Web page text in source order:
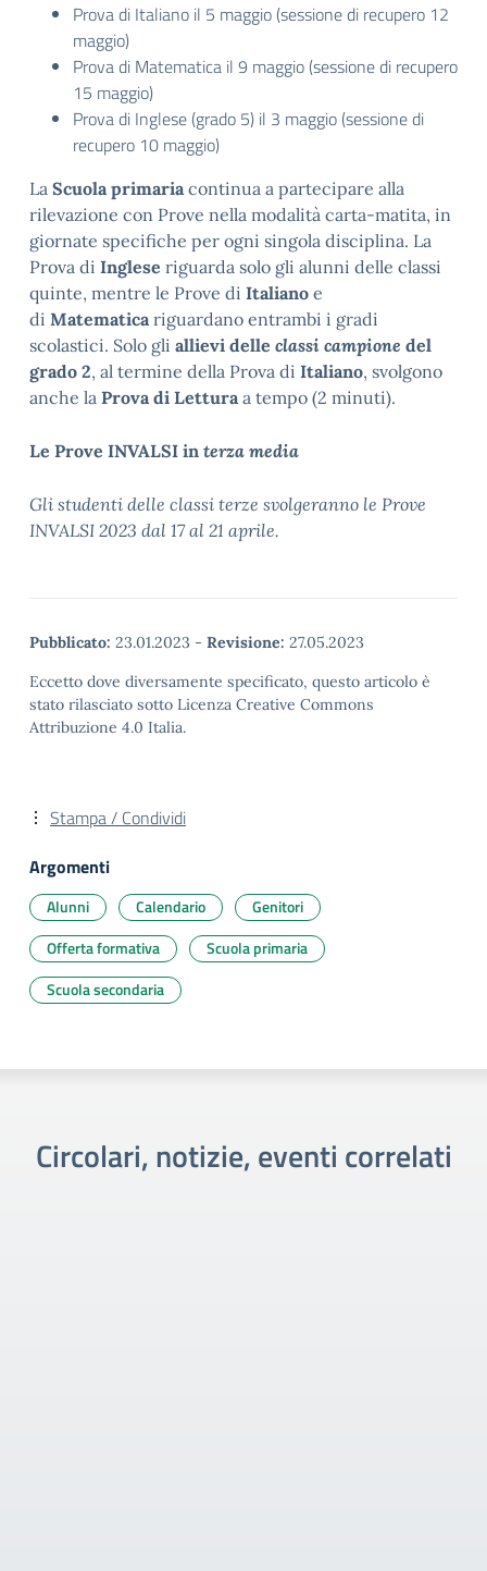
Prova di Italiano il 5 maggio (sessione di recupero 12
maggio)
Prova di Matematica il 9 maggio (sessione di recupero
15 maggio)
Prova di Inglese (grado 5) il 3 maggio (sessione di
recupero 10 maggio)
La Scuola primariacontinua a partecipare alla
rilevazione con Prove nella modalità carta-matita, in
giornate specifiche per ogni singola disciplina. La
Prova di Inglese riguarda solo gli alunni delle classi
quinte, mentre le Prove di Italiano e
di Matematicariguardano entrambi i gradi
scolastici. Solo gli allievi delle classi campione del
grado 2, al termine della Prova di Italiano, svolgono
anche la Prova di Letturaa tempo (2 minuti).
Le Prove INVALSI in terza media
Gli studenti delle classi terze svolgeranno le Prove
INVALSI 2023 dal 17 al 21 aprile.
Pubblicato: 23.01.2023 - Revisione: 27.05.2023
Eccetto dove diversamente specificato, questo articolo è
stato rilasciato sotto Licenza Creative Commons
Attribuzione 4.0 Italia.
Stampa / Condividi
Argomenti
Alunni Calendario
Genitori
Offerta formativa
Scuola primaria
Scuola secondaria
Circolari, notizie, eventi correlati